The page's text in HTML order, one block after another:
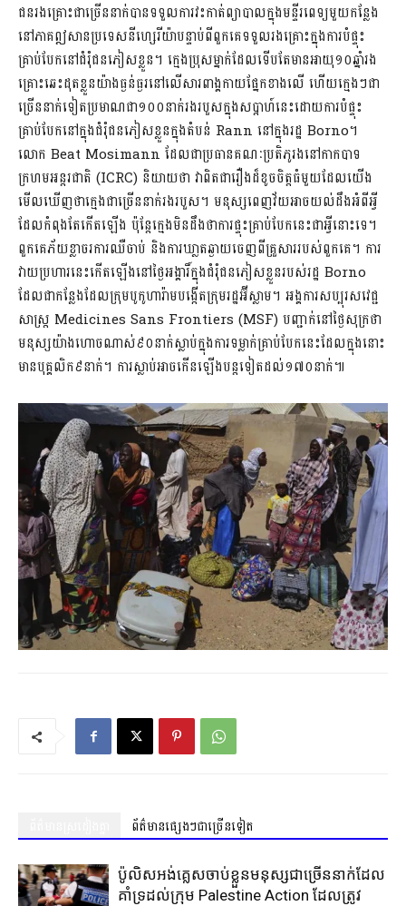
ជនរងគ្រោះជាច្រើននាក់បានទទួលការវះកាត់ព្យាបាលក្នុងមន្ទីរពេទ្យមួយកន្លែង
នៅភាគឦសានប្រទេសនីហ្សេរីយ៉ាបន្ទាប់ពីពួកគេទទួលរងគ្រោះក្នុងការបំផ្ទុះ
គ្រាប់បែកនៅជំរុំជនភៀសខ្លួន។ ក្មេងប្រុសម្នាក់ដែលទើបតែមានអាយុ១០ឆ្នាំរង
គ្រោះឆេះដុតខ្លួនយ៉ាងធ្ងន់ធ្ងរនៅលើសារពាង្គកាយផ្នែកខាងលើ ហើយក្មេងៗជា
ច្រើននាក់ទៀតប្រមាណជា១០០នាក់រងរបួសក្នុងសប្តាហ៍នេះដោយការបំផ្ទុះ
គ្រាប់បែកនៅក្នុងជំរុំជនភៀសខ្លួនក្នុងតំបន់ Rann នៅក្នុងរដ្ឋ Borno។
លោក Beat Mosimann ដែលជាប្រធានគណៈប្រតិភូរងនៅកាកបាទ
ក្រហមអន្តរជាតិ (ICRC) និយាយថា វាពិតជារឿងដ៏ខូចចិត្តធំមួយដែលយើង
មើលឃើញថាក្មេងជាច្រើននាក់រងរបួស។ មនុស្សពេញវ័យអាចយល់ដឹងអំពីអ្វី
ដែលកំពុងតែកើតឡើង ប៉ុន្តែក្មេងមិនដឹងថាការផ្ទុះគ្រាប់បែកនេះជាអ្វីនោះទេ។
ពួកគេភ័យខ្លាចរការឈឺចាប់ និងការឃា្លតឆ្ងាយចេញពីគ្រួសាររបស់ពួកគេ។ ការ
វាយប្រហារនេះកើតឡើងនៅថ្ងៃអង្គារិ៍ក្នុងជំរុំជនភៀសខ្លួនរបស់រដ្ឋ Borno
ដែលជាកន្លែងដែលក្រុមបូកូហារ៉ាមបង្កើតក្រុមរដ្ឋអ៊ីស្លាម។ អង្គការសប្បុរសវេជ្ជ
សាស្រ្ត Medicines Sans Frontiers (MSF) បញ្ជាក់នៅថ្ងៃសុក្រថា
មនុស្សយ៉ាងហោចណាស់៩០នាក់ស្លាប់ក្នុងការទម្លាក់គ្រាប់បែកនេះដែលក្នុងនោះ
មានបុគ្គលិក៩នាក់។ ការស្លាប់អាចកើនឡើងបន្តទៀតដល់១៧០នាក់៕
ព័ត៌មានផ្សេងៗជាច្រើនទៀត
ប៉ូលិសអង់គ្លេសចាប់ខ្លួនមនុស្សជាច្រើននាក់ដែល
គាំទ្រដល់ក្រុម Palestine Action ដែលត្រូវ